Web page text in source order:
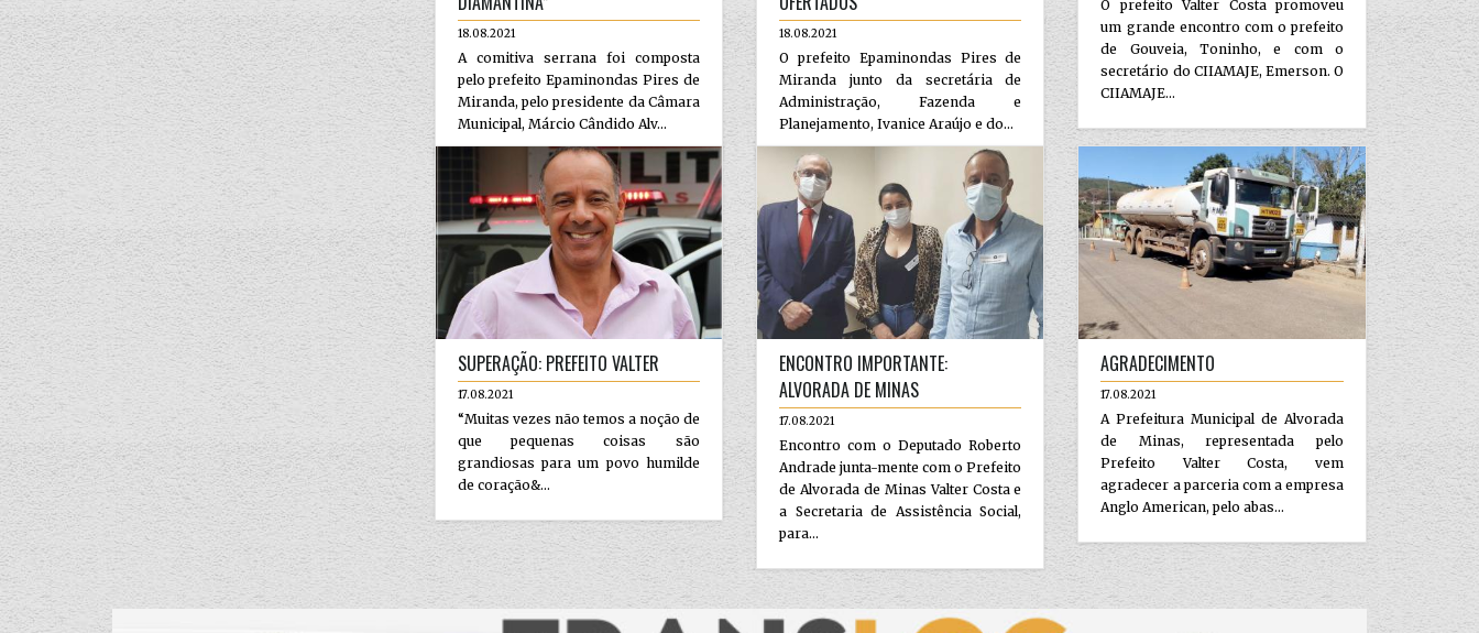
18.08.2021
A comitiva serrana foi composta
pelo prefeito Epaminondas Pires de
Miranda, pelo presidente da Câmara
Municipal, Márcio Cândido Alv...
18.08.2021
O prefeito Epaminondas Pires de
Miranda junto da secretária de
Administração, Fazenda e
Planejamento, Ivanice Araújo e do...
O prefeito Valter Costa promoveu
um grande encontro com o prefeito
de Gouveia, Toninho, e com o
secretário do CIIAMAJE, Emerson. O
CIIAMAJE...
SUPERAÇÃO: PREFEITO VALTER
17.08.2021
“Muitas vezes não temos a noção de
que pequenas coisas são
grandiosas para um povo humilde
de coração&...
ENCONTRO IMPORTANTE:
ALVORADA DE MINAS
17.08.2021
Encontro com o Deputado Roberto
Andrade junta-mente com o Prefeito
de Alvorada de Minas Valter Costa e
a Secretaria de Assistência Social,
para...
AGRADECIMENTO
17.08.2021
A Prefeitura Municipal de Alvorada
de Minas, representada pelo
Prefeito Valter Costa, vem
agradecer a parceria com a empresa
Anglo American, pelo abas...